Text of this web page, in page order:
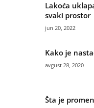
Lakoća
svaki prostor
jun 20, 2022
Kako je
avgust 28, 2020
Šta je